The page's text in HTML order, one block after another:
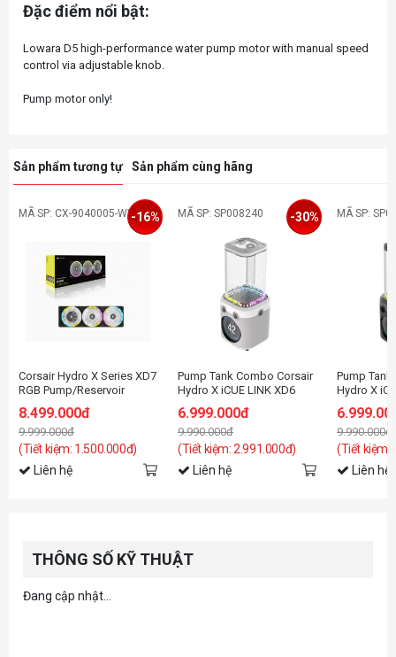
Đặc điểm nổi bật:
Lowara D5 high-performance water pump motor with manual speed
control via adjustable knob.
Sản phẩm tương tự Sản phẩm cùng hãng
MÃ SP: CX-9040005-WW
Corsair Hydro X Series XD7
RGB Pump/Reservoir
8.499.000đ
9.999.000đ
(Tiết kiệm: 1.500.000đ)
-16%
Liên hệ
MÃ SP: SP008240
Pump Tank Combo Corsair
Hydro X iCUE LINK XD6
Pump/Reservoir Combo -
White
6.999.000đ
9.990.000đ
(Tiết kiệm: 2.991.000đ)
-30%
Liên hệ
MÃ SP:
Pump
Hydro X
Pump/
Stealth
9.990.000đ
(Tiết kiệm:
Liên hệ
THÔNG SỐ KỸ THUẬT
Đang cập nhật...